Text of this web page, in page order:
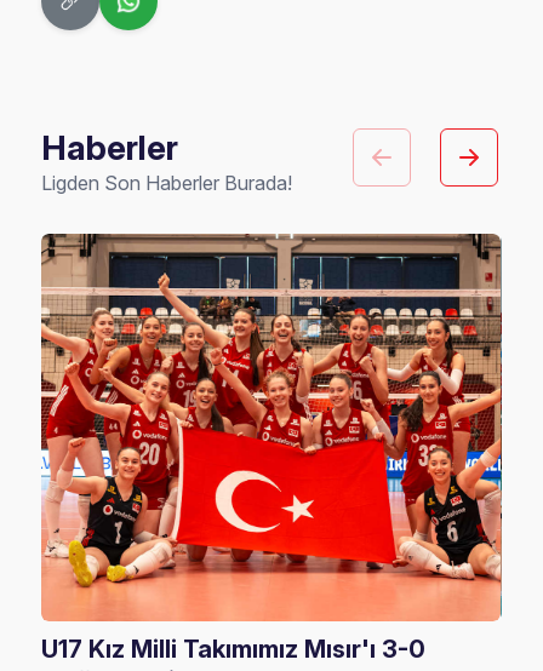
Haberler
Ligden Son Haberler Burada!
U17 Kız Milli Takımımız Mısır'ı 3-0